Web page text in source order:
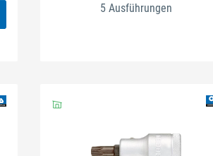
5 Ausführungen